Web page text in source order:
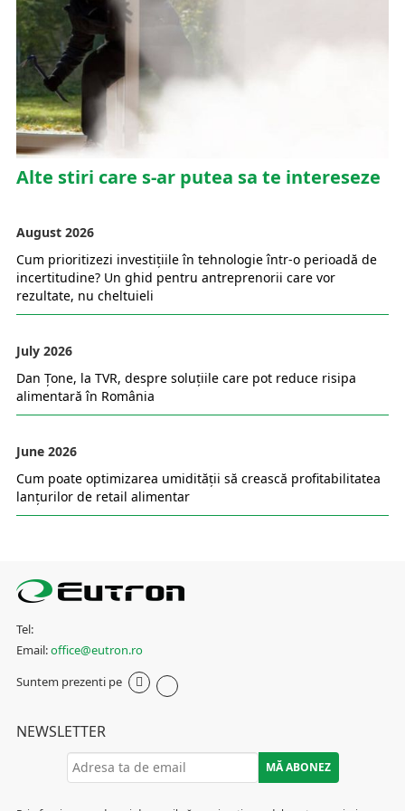
Alte stiri care s-ar putea sa te intereseze
August 2026
Cum prioritizezi investițiile în tehnologie într-o perioadă de
incertitudine? Un ghid pentru antreprenorii care vor
rezultate, nu cheltuieli
July 2026
Dan Țone, la TVR, despre soluțiile care pot reduce risipa
alimentară în România
June 2026
Cum poate optimizarea umidității să crească profitabilitatea
lanțurilor de retail alimentar
Tel:
Email:office@eutron.ro
Suntem prezenti pe
NEWSLETTER